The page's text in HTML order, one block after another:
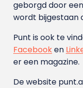
geborgd door een
wordt bijgestaan
Punt is ook te
Facebooken
er een magazine.
De website